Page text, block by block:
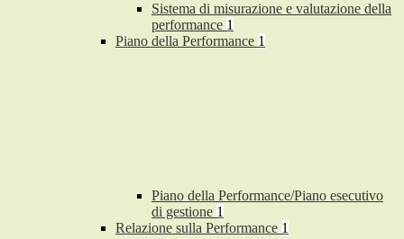
Sistema di misurazione e valutazione della
performance 1
Piano della Performance 1
Piano della Performance/Piano esecutivo
di gestione 1
Relazione sulla Performance 1